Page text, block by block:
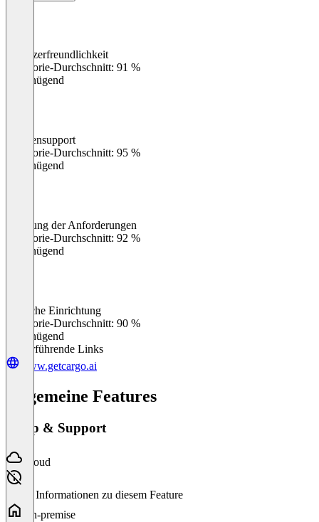
Benutzerfreundlichkeit
Kategorie-Durchschnitt: 91 %
Ungenügend
Kundensupport
Kategorie-Durchschnitt: 95 %
Ungenügend
Erfüllung der Anforderungen
Kategorie-Durchschnitt: 92 %
Ungenügend
Einfache Einrichtung
Kategorie-Durchschnitt: 90 %
Ungenügend
Weiterführende Links
www.getcargo.ai
Allgemeine Features
Setup & Support
Cloud
Keine Informationen zu diesem Feature
On-premise